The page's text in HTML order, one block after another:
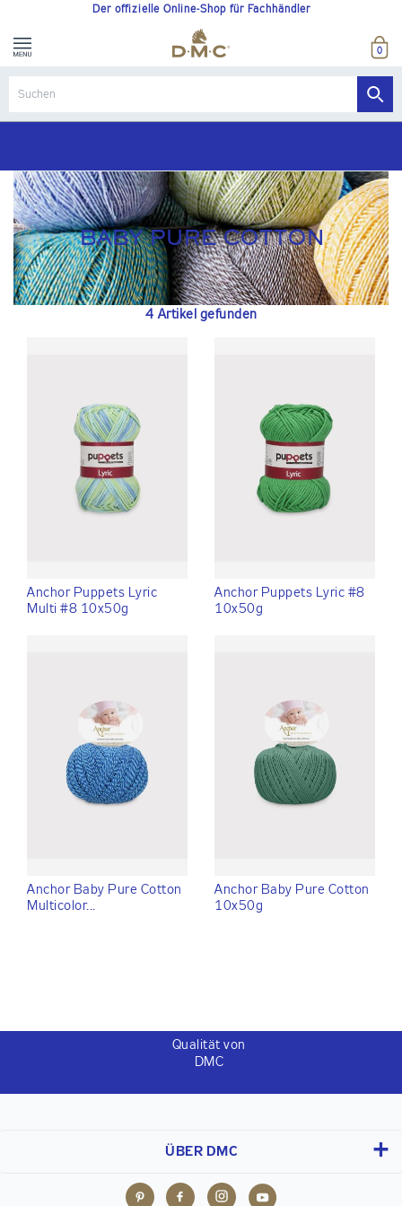
Der offizielle Online-Shop für Fachhändler
0
BABY PURE COTTON
4 Artikel gefunden
Anchor Puppets Lyric
Multi #8 10x50g
Anchor Puppets Lyric #8
10x50g
Anchor Baby Pure Cotton
Multicolor...
Anchor Baby Pure Cotton
10x50g
Qualität von
DMC
ÜBER DMC